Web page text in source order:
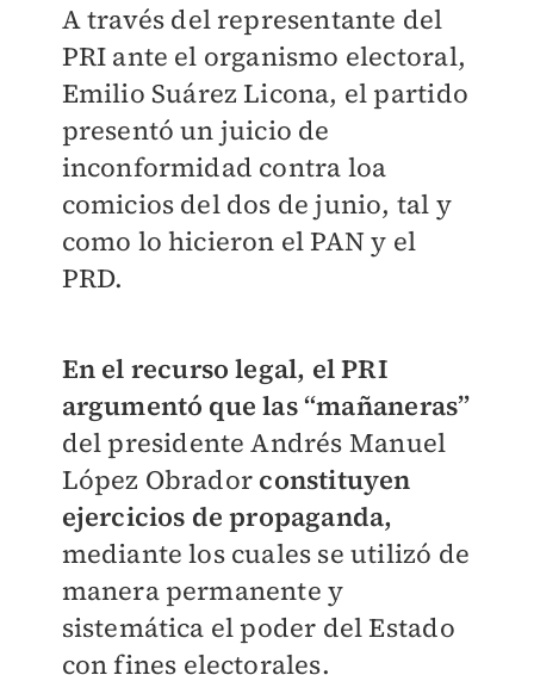
A través del representante del
PRI ante el organismo electoral,
Emilio Suárez Licona, el partido
presentó un juicio de
inconformidad contra loa
comicios del dos de junio, tal y
como lo hicieron el PAN y el
PRD.
En el recurso legal, el PRI
argumentó que las “mañaneras”
del presidente Andrés Manuel
López Obrador constituyen
ejercicios de propaganda,
mediante los cuales se utilizó de
manera permanente y
sistemática el poder del Estado
con fines electorales.